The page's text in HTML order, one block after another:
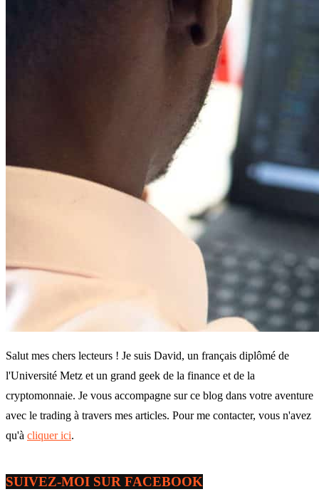
Salut mes chers lecteurs ! Je suis David, un français diplômé de
l'Université Metz et un grand geek de la finance et de la
cryptomonnaie. Je vous accompagne sur ce blog dans votre aventure
avec le trading à travers mes articles. Pour me contacter, vous n'avez
qu'à cliquer ici.
SUIVEZ-MOI SUR FACEBOOK